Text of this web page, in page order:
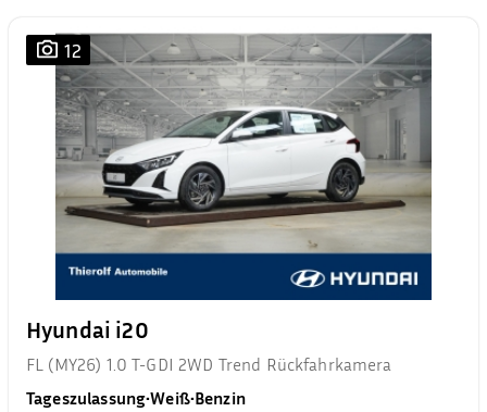
12
Hyundai i20
FL (MY26) 1.0 T-GDI 2WD Trend Rückfahrkamera
Tageszulassung•Weiß•Benzin